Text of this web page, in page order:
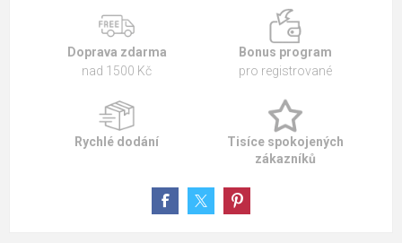
Doprava zdarma
nad 1500 Kč
Bonus program
pro registrované
Rychlé dodání
Tisíce spokojených
zákazníků